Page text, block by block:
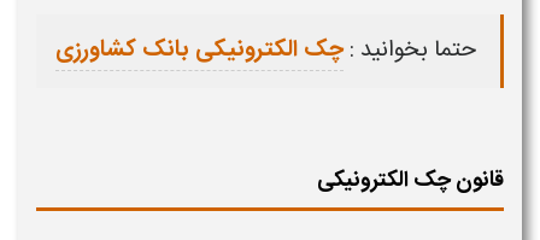
حتما بخوانید :چک الکترونیکی بانک کشاورزی
قانون چک الکترونیکی